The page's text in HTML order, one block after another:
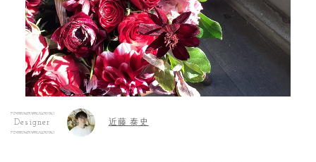
Designer 近藤 泰史